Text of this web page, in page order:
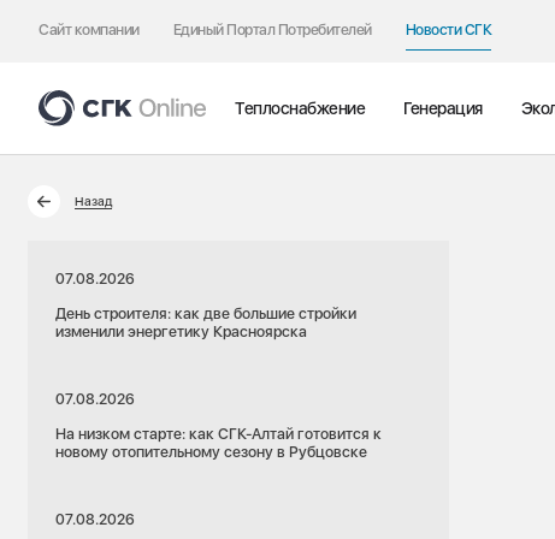
Сайт компании Единый Портал Потребителей Новости СГК
Теплоснабжение Генерация
Назад
07.08.2026
День строителя: как две большие стройки
изменили энергетику Красноярска
07.08.2026
На низком старте: как СГК-Алтай готовится к
новому отопительному сезону в Рубцовске
07.08.2026